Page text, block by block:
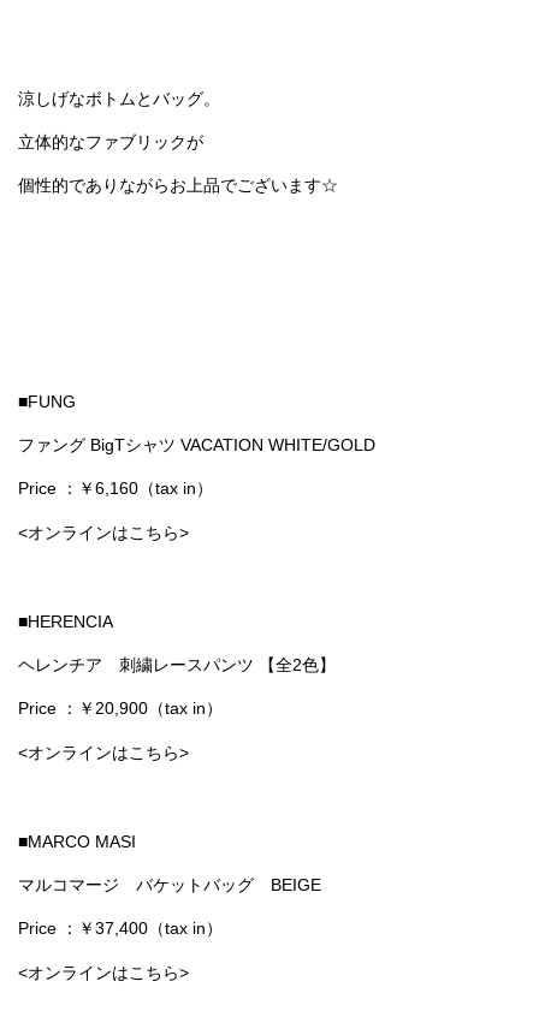
涼しげなボトムとバッグ。
立体的なファブリックが
個性的でありながらお上品でございます☆
■FUNG
ファング BigTシャツ VACATION WHITE/GOLD
Price ：￥6,160（tax in）
<オンラインはこちら>
■HERENCIA
ヘレンチア 刺繍レースパンツ 【全2色】
Price ：￥20,900（tax in）
<オンラインはこちら>
■MARCO MASI
マルコマージ バケットバッグ BEIGE
Price ：￥37,400（tax in）
<オンラインはこちら>